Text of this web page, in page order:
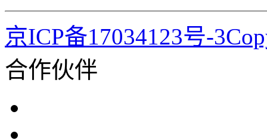
京ICP备17034123号-
合作伙伴